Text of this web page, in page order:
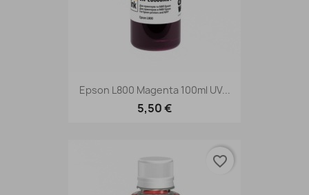
Epson L800 Magenta 100ml UV...
5,50 €
favorite_border